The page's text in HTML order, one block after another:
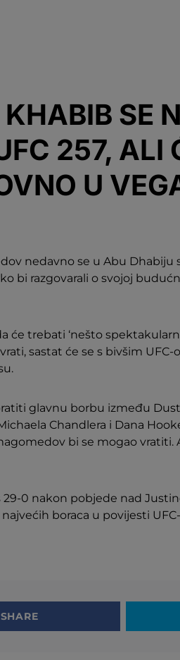
SE
257, ALI
U
nedavno se u Abu Dhabiju
bi razgovarali o svojoj
će trebati ‘nešto
sastat će se s bivšim
glavnu borbu između
Chandlera i Dana
bi se mogao vratiti.
29-0 nakon pobjede nad
boraca u povijesti
SHARE